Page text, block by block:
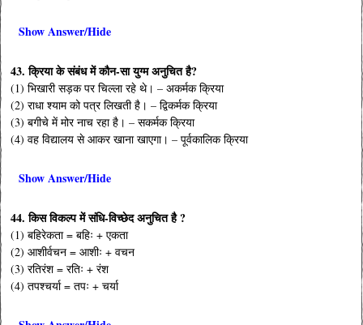
Show Answer/Hide
43. क्रिया के संबंध में कौन-सा युग्म अनुचित है?
(1) भिखारी सड़क पर चिल्ला रहे थे। – अकर्मक क्रिया
(2) राधा श्याम को पत्र लिखती है। – द्विकर्मक क्रिया
(3) बगीचे में मोर नाच रहा है। – सकर्मक क्रिया
(4) वह विद्यालय से आकर खाना खाएगा। – पूर्वकालिक क्रिया
Show Answer/Hide
44. किस विकल्प में संधि-विच्छेद अनुचित है ?
(1) बहिरेकता = बहिः + एकता
(2) आशीर्वचन = आशीः + वचन
(3) रतिरंश = रतिः + रंश
(4) तपश्चर्या = तपः + चर्या